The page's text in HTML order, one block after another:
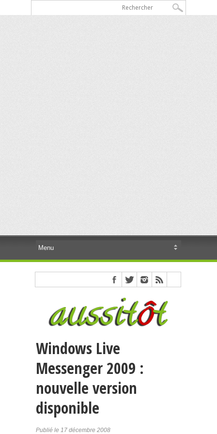
Windows Live
Messenger 2009 :
nouvelle version
disponible
Publié le 17 décembre 2008